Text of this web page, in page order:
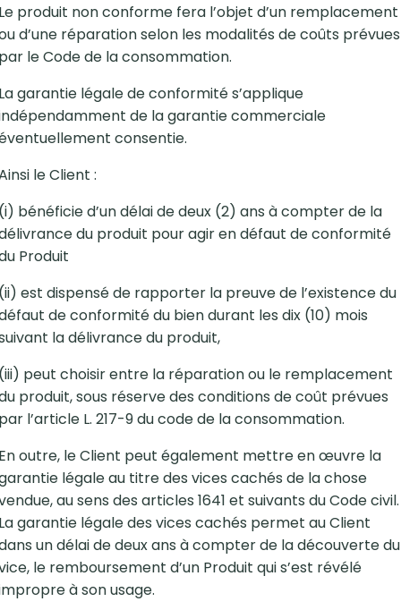
produit non conforme fera l’objet d’un remplacement
d’une réparation selon les modalités de coûts prévues
le Code de la consommation.
garantie légale de conformité s’applique
de la garantie commerciale
consentie.
le Client :
bénéficie d’un délai de deux (2) ans à compter de la
du produit pour agir en défaut de conformité
Produit
est dispensé de rapporter la preuve de l’existence du
de conformité du bien durant les dix (10) mois
la délivrance du produit,
peut choisir entre la réparation ou le remplacement
produit, sous réserve des conditions de coût prévues
l’article L. 217-9 du code de la consommation.
outre, le Client peut également mettre en œuvre la
légale au titre des vices cachés de la chose
au sens des articles 1641 et suivants du Code civil.
garantie légale des vices cachés permet au Client
un délai de deux ans à compter de la découverte du
le remboursement d’un Produit qui s’est révélé
à son usage.